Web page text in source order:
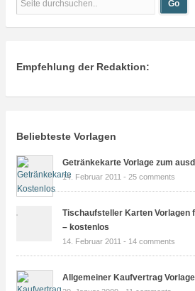
Empfehlung der Redaktion:
Beliebteste Vorlagen
Getränkekarte Vorlage zum
14. Februar 2011 - 25 comments
Tischaufsteller Karten Vorlagen
– kostenlos
14. Februar 2011 - 14 comments
Allgemeiner Kaufvertrag Vorlage